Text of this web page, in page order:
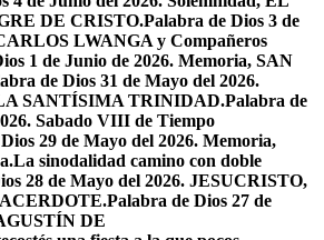
DE CRISTO.Palabra de Dios 3 de
LWANGA y Compañeros
1 de Junio de 2026. Memoria, SAN
de Dios 31 de Mayo del 2026.
SANTÍSIMA TRINIDAD.Palabra de
Sabado VIII de Tiempo
29 de Mayo del 2026. Memoria,
La sinodalidad camino con doble
28 de Mayo del 2026. JESUCRISTO,
Palabra de Dios 27 de
DE